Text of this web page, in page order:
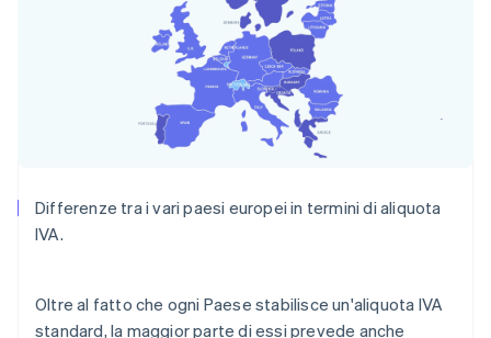
Differenze tra i vari paesi europei in termini di aliquota
IVA.
Oltre al fatto che ogni Paese stabilisce un'aliquota IVA
standard, la maggior parte di essi prevede anche